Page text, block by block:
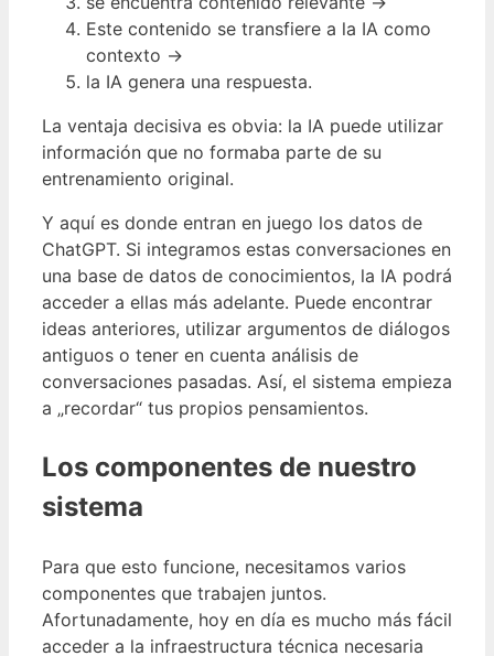
Este contenido se transfiere a la IA como
contexto →
la IA genera una respuesta.
La ventaja decisiva es obvia: la IA puede utilizar
información que no formaba parte de su
entrenamiento original.
Y aquí es donde entran en juego los datos de
ChatGPT. Si integramos estas conversaciones en
una base de datos de conocimientos, la IA podrá
acceder a ellas más adelante. Puede encontrar
ideas anteriores, utilizar argumentos de diálogos
antiguos o tener en cuenta análisis de
conversaciones pasadas. Así, el sistema empieza
a „recordar“ tus propios pensamientos.
Los componentes de nuestro
sistema
Para que esto funcione, necesitamos varios
componentes que trabajen juntos.
Afortunadamente, hoy en día es mucho más fácil
acceder a la infraestructura técnica necesaria